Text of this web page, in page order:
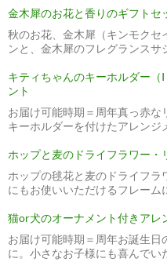
金木犀のお花と香りのギフトセ
秋のお花、金木犀（キンモク
ンと、金木犀のフレグランス
キティちゃんのキーホルダー
ント
お届け可能時期＝周年真っ赤
キーホルダーを付けたアレン
ホップと麦のドライフラワー・
ホップの毬花と麦のドライフ
にもお使いいただけるフレー
猫or犬のオーナメント付きアレ
お届け可能時期＝周年お誕生日
に。小さなお子様にも喜んで